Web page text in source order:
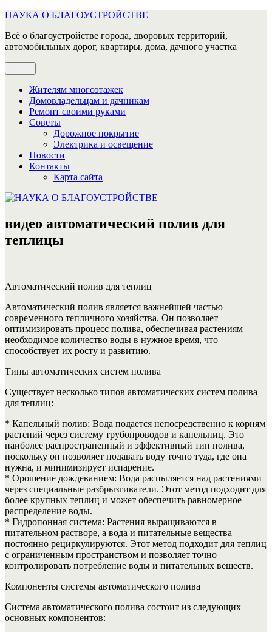
Перейти
содержимому
НАУКА О БЛАГОУСТРОЙСТВЕ
Всё о благоустройстве города, дворовых территорий,
автомобильных дорог, квартиры, дома, дачного участка
Жителям многоэтажек
Домовладельцам и дачникам
Ремонт своими руками
Советы
Дорожное покрытие
Электрика и освещение
Новости
Контакты
Карта сайта
видео автоматический полив для
теплицы
Автоматический полив для теплиц
Автоматический полив является важнейшей частью
современного тепличного хозяйства. Он позволяет
оптимизировать процесс полива, обеспечивая растениям
необходимое количество воды в нужное время, что
способствует их росту и развитию.
Типы автоматических систем полива
Существует несколько типов автоматических систем полива
для теплиц:
* Капельный полив: Вода подается непосредственно к корням
растений через систему трубопроводов и капельниц. Это
наиболее распространенный и эффективный тип полива,
поскольку он позволяет подавать воду точно туда, где она
нужна, и минимизирует испарение.
* Орошение дождеванием: Вода распыляется над растениями
через специальные разбрызгиватели. Этот метод подходит для
более крупных теплиц и может обеспечить равномерное
распределение воды.
* Гидропонная система: Растения выращиваются в
питательном растворе, а вода и питательные вещества
постоянно рециркулируются. Этот метод подходит для теплиц
с ограниченным пространством и позволяет точно
контролировать потребление воды и питательных веществ.
Компоненты системы автоматического полива
Система автоматического полива состоит из следующих
основных компонентов: